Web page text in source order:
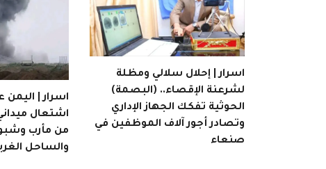
اسرار | إحلال سلالي ومظلة
لشرعنة الإقصاء.. (البصمة)
الحوثية تفكك الجهاز الإداري
وتصادر أجور آلاف الموظفين في
صنعاء
اسرار |
اشتعال
من مأرب
والساحل